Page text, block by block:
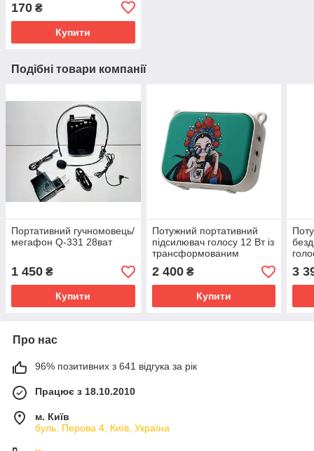
170 ₴
Купити
Подібні товари компанії
Портативний гучномовець/
мегафон Q-331 28ват
1 450 ₴
Купити
Потужний портативний
підсилювач голосу 12 Вт із
трансформованим
мікрофоном Takstar E30
2 400₴
Купити
3
Про нас
96% позитивних з 641 відгука за рік
Працює з 18.10.2010
м. Київ
буль. Перова 4, Київ, Україна